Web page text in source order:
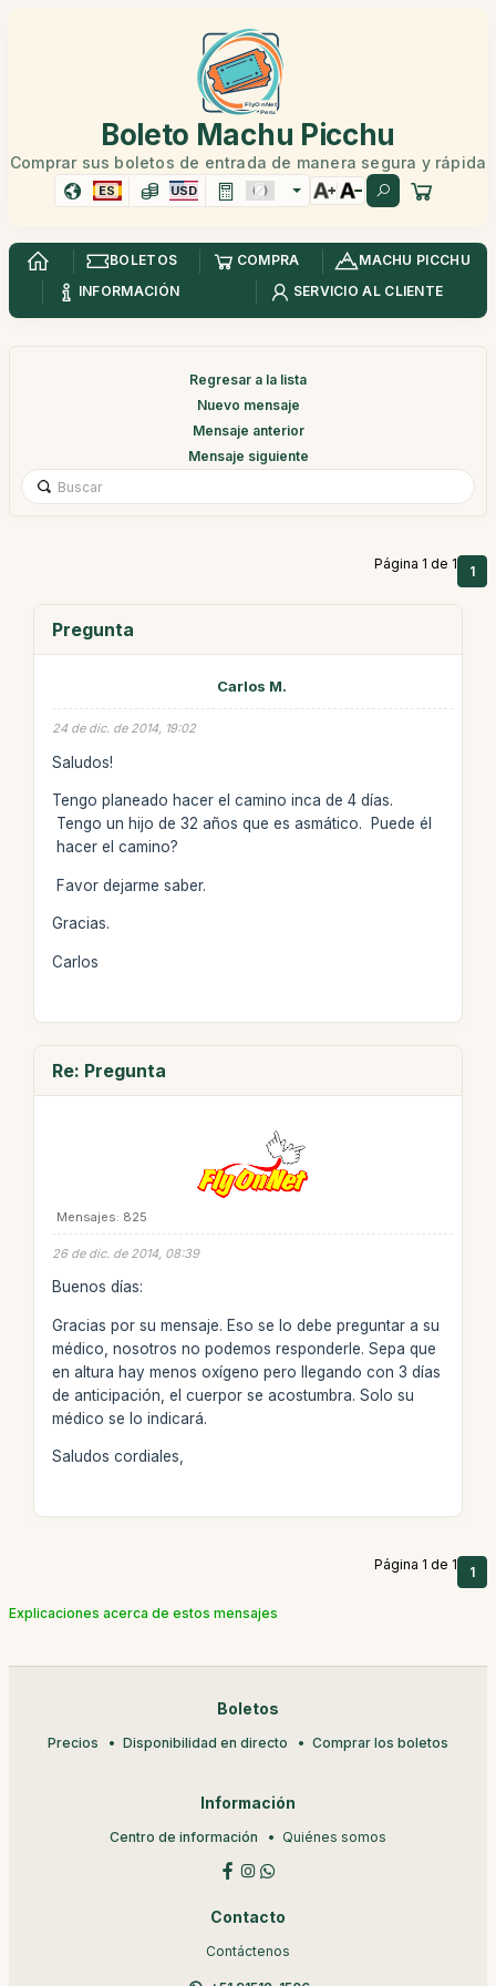
Boleto Machu Picchu
Comprar sus boletos de entrada de manera segura y rápida
ES USD
BOLETOS COMPRA
MACHU PICCHU
INFORMACIÓN
SERVICIO AL CLIENTE
Regresar a la lista
Nuevo mensaje
Mensaje anterior
Mensaje siguiente
Página 1 de 1 1
Pregunta
Carlos M.
24 de dic. de 2014, 19:02
Saludos!
Tengo planeado hacer el camino inca de 4 días.
Tengo un hijo de 32 años que es asmático. Puede él
hacer el camino?
Favor dejarme saber.
Gracias.
Carlos
Re: Pregunta
Mensajes: 825
26 de dic. de 2014, 08:39
Buenos días:
Gracias por su mensaje. Eso se lo debe preguntar a su
médico, nosotros no podemos responderle. Sepa que
en altura hay menos oxígeno pero llegando con 3 días
de anticipación, el cuerpor se acostumbra. Solo su
médico se lo indicará.
Saludos cordiales,
Página 1 de 1 1
Explicaciones acerca de estos mensajes
Boletos
Precios Disponibilidad en directo Comprar los boletos
Información
Centro de información Quiénes somos
Contacto
Contáctenos